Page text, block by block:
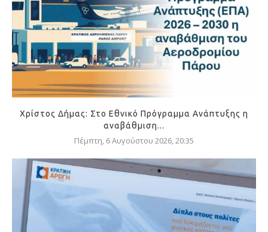
Χρίστος Δήμας: Στο Εθνικό Πρόγραμμα Ανάπτυξης η
αναβάθμιση...
Πέμπτη, 6 Αυγούστου 2026, 20:35